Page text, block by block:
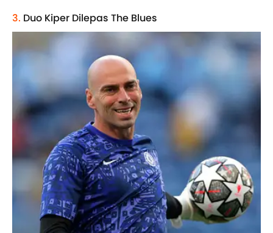
3. Duo Kiper Dilepas The Blues